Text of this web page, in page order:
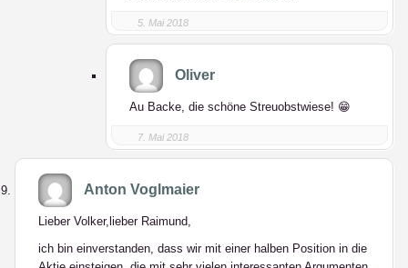
5. Mai 2018
Oliver
Au Backe, die schöne Streuobstwiese! 😁
7. Mai 2018
Anton Voglmaier
Lieber Volker,lieber Raimund,
ich bin einverstanden, dass wir mit einer halben Position in die